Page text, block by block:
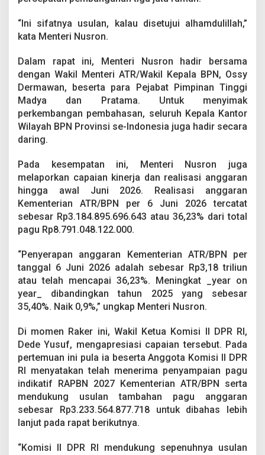
“Ini sifatnya usulan, kalau disetujui alhamdulillah,”
kata Menteri Nusron.
Dalam rapat ini, Menteri Nusron hadir bersama
dengan Wakil Menteri ATR/Wakil Kepala BPN, Ossy
Dermawan, beserta para Pejabat Pimpinan Tinggi
Madya dan Pratama. Untuk menyimak
perkembangan pembahasan, seluruh Kepala Kantor
Wilayah BPN Provinsi se-Indonesia juga hadir secara
daring.
Pada kesempatan ini, Menteri Nusron juga
melaporkan capaian kinerja dan realisasi anggaran
hingga awal Juni 2026. Realisasi anggaran
Kementerian ATR/BPN per 6 Juni 2026 tercatat
sebesar Rp3.184.895.696.643 atau 36,23% dari total
pagu Rp8.791.048.122.000.
“Penyerapan anggaran Kementerian ATR/BPN per
tanggal 6 Juni 2026 adalah sebesar Rp3,18 triliun
atau telah mencapai 36,23%. Meningkat _year on
year_ dibandingkan tahun 2025 yang sebesar
35,40%. Naik 0,9%,” ungkap Menteri Nusron.
Di momen Raker ini, Wakil Ketua Komisi II DPR RI,
Dede Yusuf, mengapresiasi capaian tersebut. Pada
pertemuan ini pula ia beserta Anggota Komisi II DPR
RI menyatakan telah menerima penyampaian pagu
indikatif RAPBN 2027 Kementerian ATR/BPN serta
mendukung usulan tambahan pagu anggaran
sebesar Rp3.233.564.877.718 untuk dibahas lebih
lanjut pada rapat berikutnya.
“Komisi II DPR RI mendukung sepenuhnya usulan